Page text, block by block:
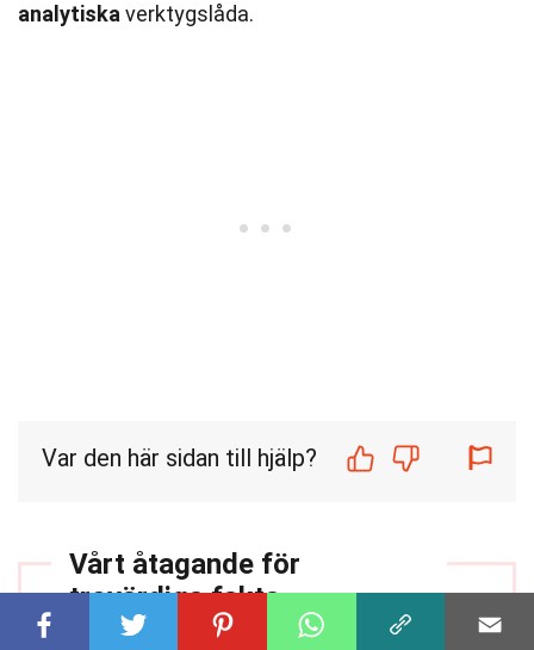
analytiska verktygslåda.
Var den här sidan till hjälp?
Vårt åtagande för
trovärdiga fakta